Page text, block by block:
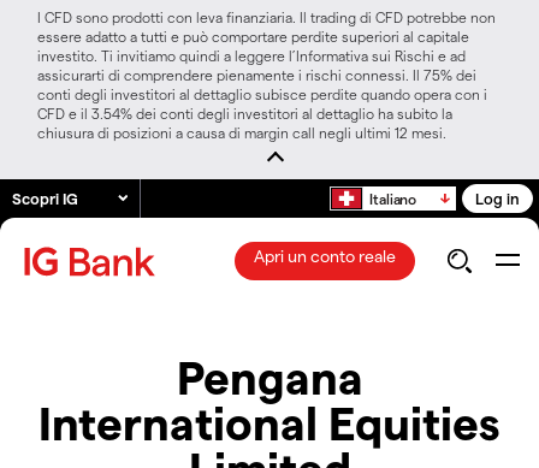
I CFD sono prodotti con leva finanziaria. Il trading di CFD potrebbe non
essere adatto a tutti e può comportare perdite superiori al capitale
investito. Ti invitiamo quindi a leggere l’Informativa sui Rischi e ad
assicurarti di comprendere pienamente i rischi connessi. Il 75% dei
conti degli investitori al dettaglio subisce perdite quando opera con i
CFD e il 3.54% dei conti degli investitori al dettaglio ha subito la
chiusura di posizioni a causa di margin call negli ultimi 12 mesi.
Scopri IG Italiano Log in
Apri un conto reale
Pengana
International Equities